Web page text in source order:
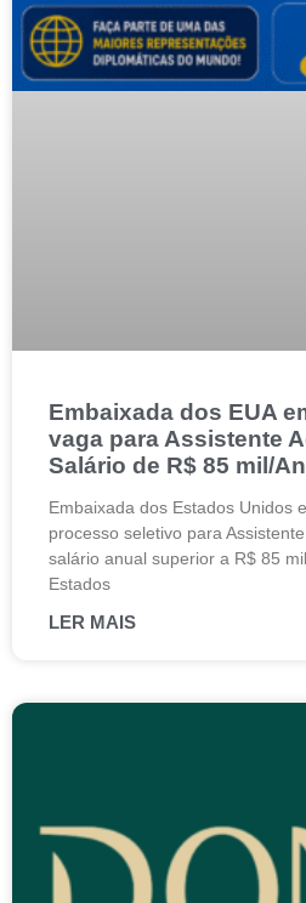
Embaixada dos EUA
vaga para Assistente
Salário de R$ 85 mil/
Embaixada dos Estados Unidos
processo seletivo para
salário anual superior a R$ 85
Estados
LER MAIS